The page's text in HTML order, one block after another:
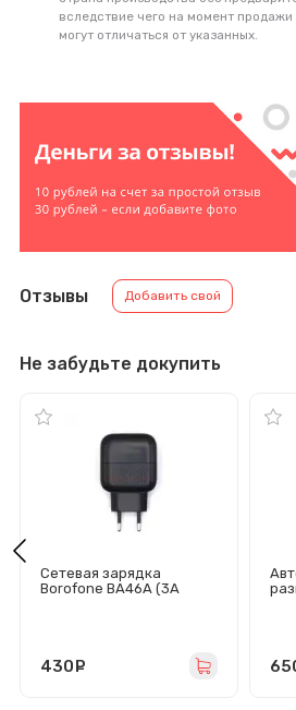
вследствие чего на момент продажи
могут отличаться от указанных.
Отзывы Добавить свой
Не забудьте докупить
Сетевая зарядка
Borofone BA46A (3А
430